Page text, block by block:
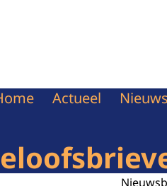
Actueel Nieuws